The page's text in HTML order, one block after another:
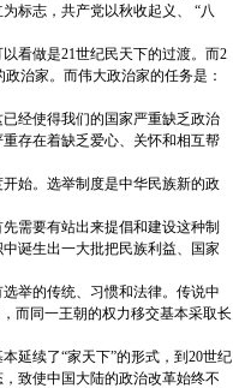
标志，共产党以秋收起义、 “八
看做是21世纪民天下的过渡。而2
治家。而伟大政治家的任务是：
经使得我们的国家严重缺乏政治
存在着缺乏爱心、关怀和相互帮
始。选举制度是中华民族新的政
需要有站出来提倡和建设这种制
诞生出一大批把民族利益、国家
举的传统、习惯和法律。传说中
而同一王朝的权力移交基本采取长
延续了“家天下”的形式，到20世纪
致使中国大陆的政治改革始终不